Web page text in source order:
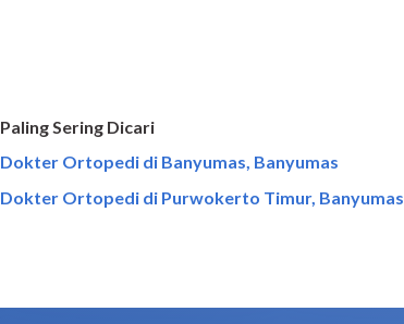
Paling Sering Dicari
Dokter Ortopedi di Banyumas, Banyumas
Dokter Ortopedi di Purwokerto Timur, Banyumas